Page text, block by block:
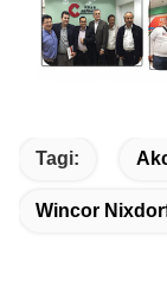
Tagi:
Wincor